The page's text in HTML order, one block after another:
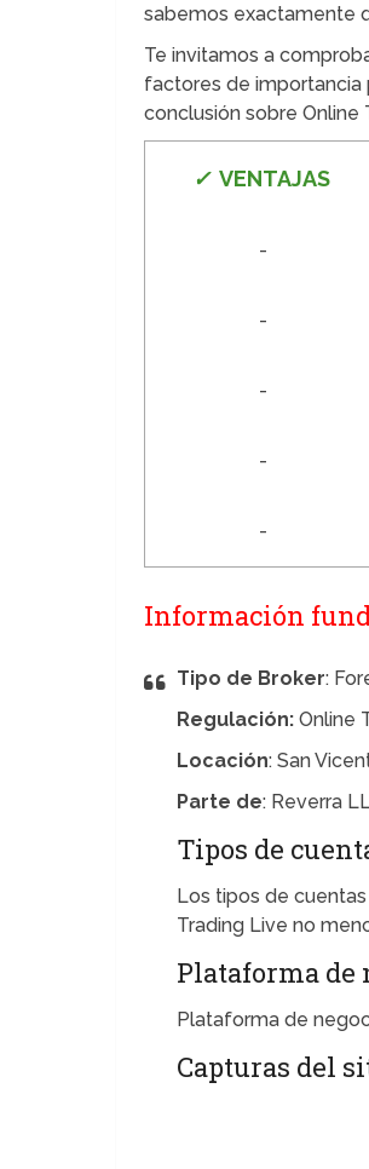
sabemos exactamente
Te invitamos a
factores de importancia
conclusión sobre Online
✓VENTAJAS
-
-
-
-
-
Información
Tipo de Broker:
Regulación: Online
Locación: San
Parte de: Reverra
Tipos de
Los tipos de
Trading Live no
Plataforma de
Plataforma de
Capturas del